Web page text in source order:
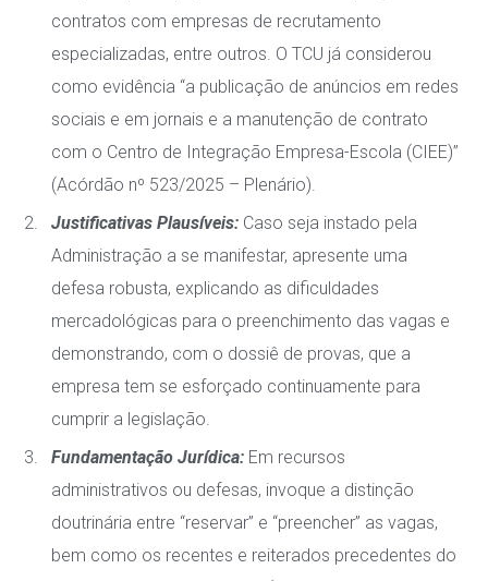
contratos com empresas de recrutamento
especializadas, entre outros. O TCU já considerou
como evidência “a publicação de anúncios em redes
sociais e em jornais e a manutenção de contrato
com o Centro de Integração Empresa-Escola (CIEE)”
(Acórdão nº 523/2025 – Plenário).
Justificativas Plausíveis: Caso seja instado pela
Administração a se manifestar, apresente uma
defesa robusta, explicando as dificuldades
mercadológicas para o preenchimento das vagas e
demonstrando, com o dossiê de provas, que a
empresa tem se esforçado continuamente para
cumprir a legislação.
Fundamentação Jurídica: Em recursos
administrativos ou defesas, invoque a distinção
doutrinária entre “reservar” e “preencher” as vagas,
bem como os recentes e reiterados precedentes do